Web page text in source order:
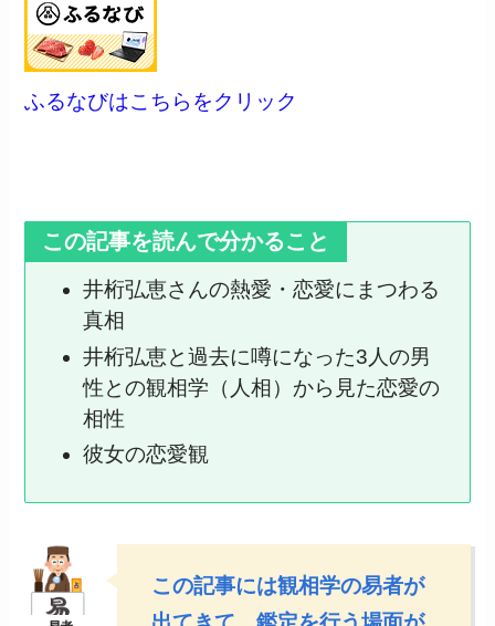
ふるなびはこちらをクリック
この記事を読んで分かること
井桁弘恵さんの熱愛・恋愛にまつわる
真相
井桁弘恵と過去に噂になった3人の男
性との観相学（人相）から見た恋愛の
相性
彼女の恋愛観
この記事には観相学の易者が